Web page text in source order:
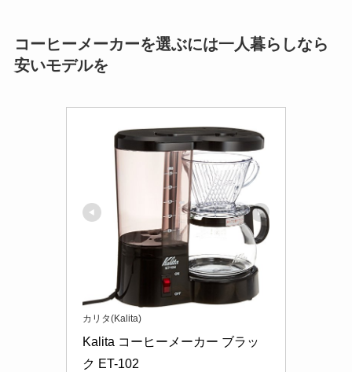
コーヒーメーカーを選ぶには一人暮らしなら
安いモデルを
カリタ(Kalita)
Kalita コーヒーメーカー ブラッ
ク ET-102